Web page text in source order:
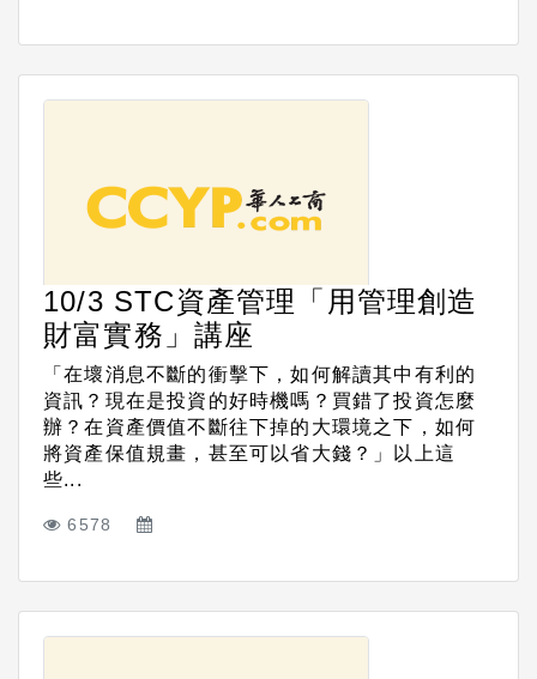
10/3 STC資產管理「用管理創造
財富實務」講座
「在壞消息不斷的衝擊下，如何解讀其中有利的
資訊？現在是投資的好時機嗎？買錯了投資怎麼
辦？在資產價值不斷往下掉的大環境之下，如何
將資產保值規畫，甚至可以省大錢？」以上這
些...
6578